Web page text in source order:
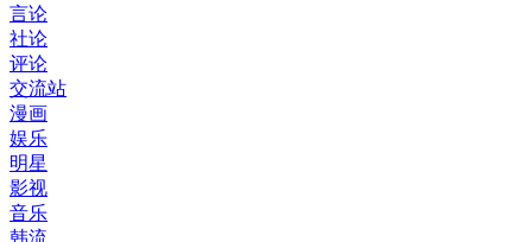
言论
社论
评论
交流站
漫画
娱乐
明星
影视
音乐
韩流